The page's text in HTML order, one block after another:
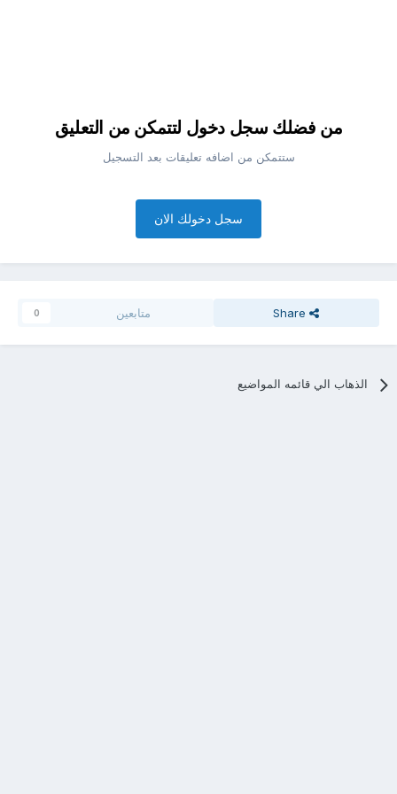
من فضلك سجل دخول لتتمكن من التعليق
ستتمكن من اضافه تعليقات بعد التسجيل
سجل دخولك الان
Share متابعين 0
الذهاب الي قائمه المواضيع